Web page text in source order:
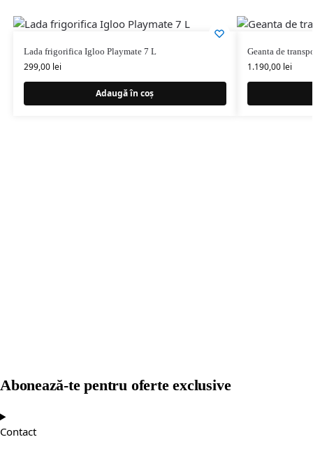
Lada frigorifica Igloo Playmate 7 L
299,00 lei
Adaugă în coș
Geanta de
1.190,00 lei
Abonează-te pentru oferte exclusive
Contact